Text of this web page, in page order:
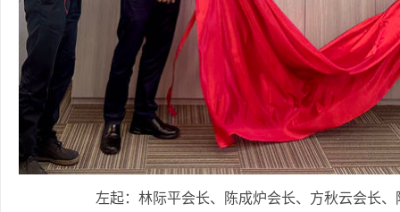
左起：林际平会长、陈成炉会长、方秋云会长